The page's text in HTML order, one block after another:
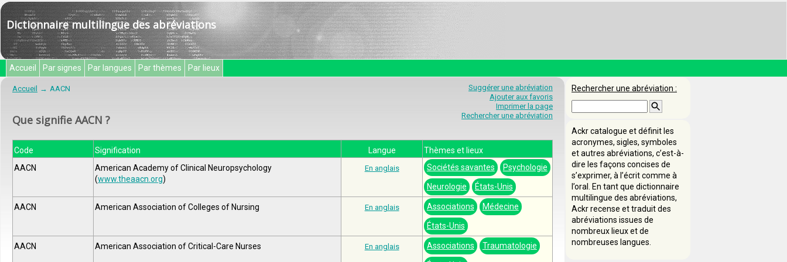
Dictionnaire multilingue des abréviations
Accueil Par signes Par langues Par thèmes Par lieux
Suggérer une abréviation
Ajouter aux favoris
Imprimer la page
Rechercher une abréviation
Accueil AACN
Que signifie AACN ?
Code Signification Langue
Thèmes et lieux
AACN
American Academy of Clinical Neuropsychology
(www.theaacn.org)
En anglais Sociétés savantes Psychologie
Neurologie États-Unis
AACN American Association of Colleges of Nursing En anglais Associations Médecine
États-Unis
AACN American Association of Critical-Care Nurses En anglais Associations Traumatologie
Rechercher une abréviation :
Ackr catalogue et définit les
acronymes, sigles, symboles
et autres abréviations, c’est-à-
dire les façons concises de
s’exprimer, à l’écrit comme à
l’oral. En tant que dictionnaire
multilingue des abréviations,
Ackr recense et traduit des
abréviations issues de
nombreux lieux et de
nombreuses langues.